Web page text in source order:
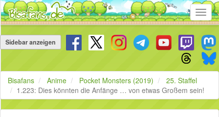
überspringen
Sidebar anzeigen
Bisafans Anime Pocket Monsters (2019)
25. Staffel
1.223: Dies könnten die Anfänge … von etwas Großem sein!